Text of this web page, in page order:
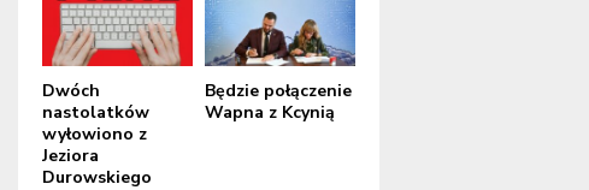
Dwóch
nastolatków
wyłowiono z
Jeziora
Durowskiego
Będzie połączenie
Wapna z Kcynią